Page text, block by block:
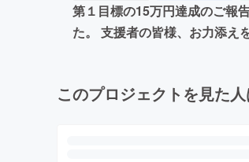
第１目標の15万円達成のご報
た。 支援者の皆様、お力添え
このプロジェクトを見た